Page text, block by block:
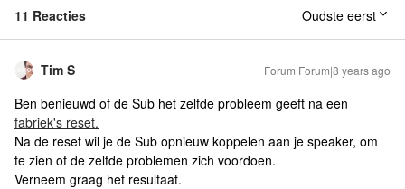
11 Reacties Oudste eerst
Tim S Forum|Forum|8 years ago
Ben benieuwd of de Sub het zelfde probleem geeft na een
fabriek's reset.
Na de reset wil je de Sub opnieuw koppelen aan je speaker, om
te zien of de zelfde problemen zich voordoen.
Verneem graag het resultaat.